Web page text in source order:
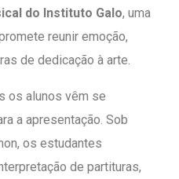
do Instituto Galo, uma
reunir emoção,
de dedicação à arte.
os alunos vêm se
a apresentação. Sob
os estudantes
de partituras,